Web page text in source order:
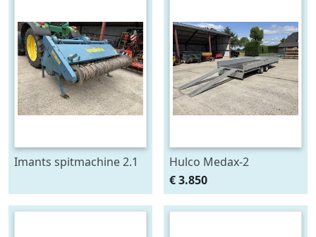
Imants spitmachine 2.1
Hulco Medax-2
tandemas
aanhangwagen
€ 3.850